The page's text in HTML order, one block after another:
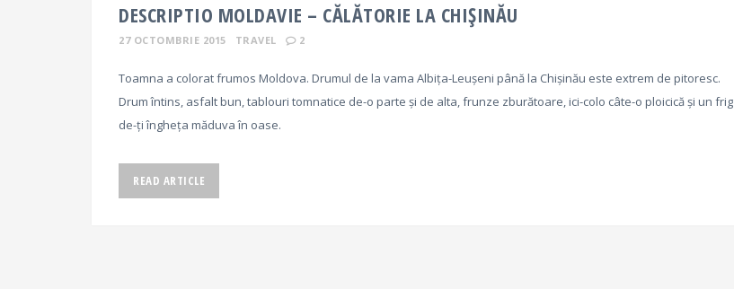
DESCRIPTIO MOLDAVIE – CĂLĂTORIE LA CHIȘINĂU
27 OCTOMBRIE 2015 TRAVEL 2
Toamna a colorat frumos Moldova. Drumul de la vama Albița-Leușeni până la Chișinău este extrem de pitoresc.
Drum întins, asfalt bun, tablouri tomnatice de-o parte și de alta, frunze zburătoare, ici-colo câte-o ploicică și un frig
de-ți îngheța măduva în oase.
READ ARTICLE